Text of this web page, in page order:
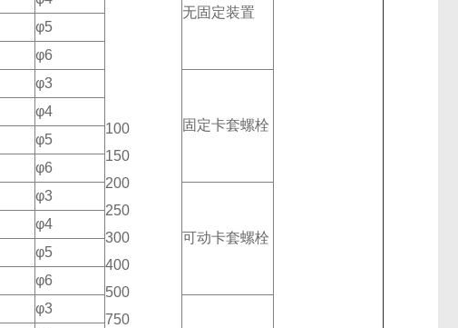
100
150
200
250
300
400
500
750
无固定装置
φ5
φ6
φ3
固定卡套螺栓
φ4
φ5
φ6
φ3
可动卡套螺栓
φ4
φ5
φ6
φ3